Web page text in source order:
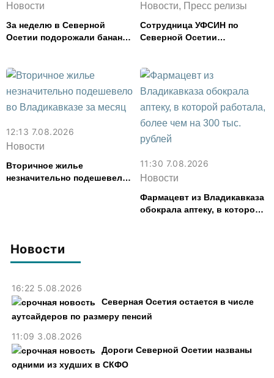
Новости
16:22 5.08.2026
Северная Осетия остается в числе
аутсайдеров по размеру пенсий
11:09 3.08.2026
Дороги Северной Осетии названы
одними из худших в СКФО
Новости
За неделю в Северной
Осетии подорожали бананы
картофель
Новости, Пресс релизы
Сотрудница УФСИН по
Северной Осетии
смыслов»
12:13 7.08.2026
Новости
Вторичное жилье
незначительно подешевело
11:30 7.08.2026
Новости
Фармацевт из Владикавказа
обокрала аптеку, в которой